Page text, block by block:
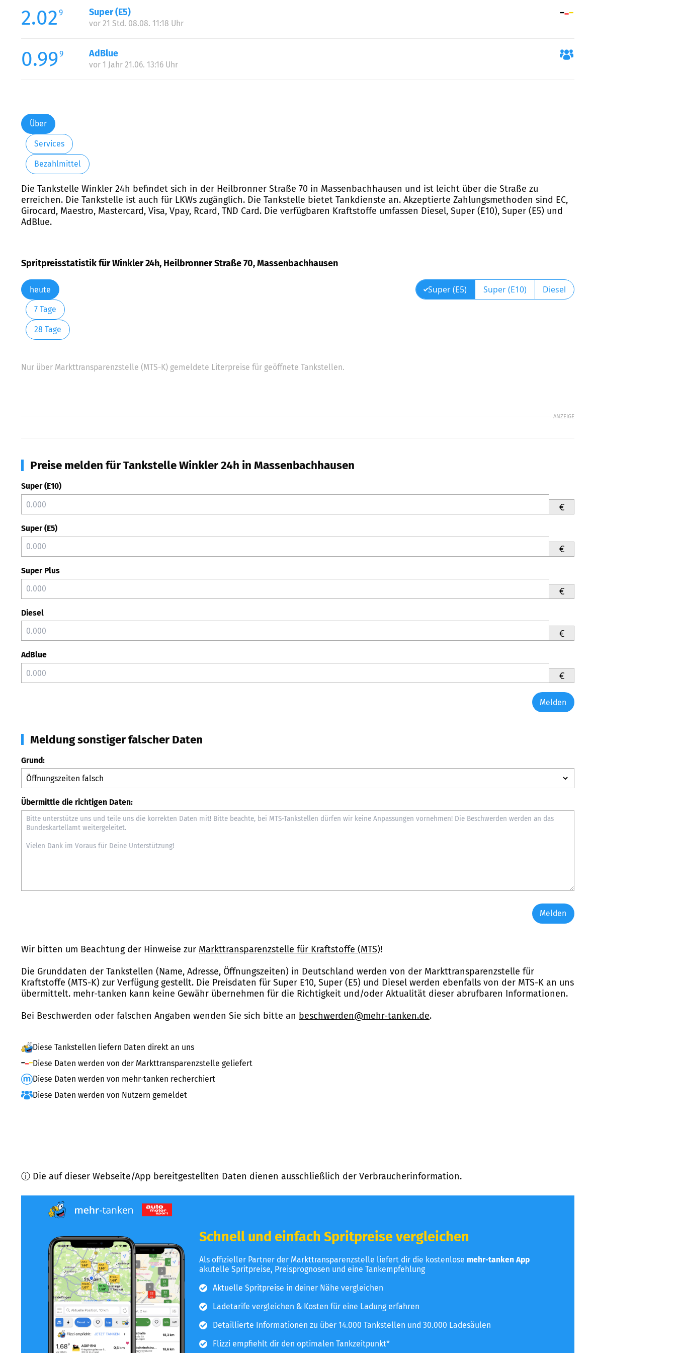
2.02 9 Super (E5)
vor 21 Std. 08.08. 11:18 Uhr
0.999 AdBlue
vor 1 Jahr 21.06. 13:16 Uhr
Über
Services
Bezahlmittel
Die Tankstelle Winkler 24h befindet sich in der Heilbronner Straße 70 in Massenbachhausen und ist leicht über die Straße zu
erreichen. Die Tankstelle ist auch für LKWs zugänglich. Die Tankstelle bietet Tankdienste an. Akzeptierte Zahlungsmethoden sind EC,
Girocard, Maestro, Mastercard, Visa, Vpay, Rcard, TND Card. Die verfügbaren Kraftstoffe umfassen Diesel, Super (E10), Super (E5) und
AdBlue.
Spritpreisstatistik für Winkler 24h, Heilbronner Straße 70, Massenbachhausen
heute
7 Tage
28 Tage
Super (E5) Super (E10) Diesel
Nur über Markttransparenzstelle (MTS-K) gemeldete Literpreise für geöffnete Tankstellen.
ANZEIGE
Preise melden für Tankstelle Winkler 24h in Massenbachhausen
Super (E10)
€
Super (E5)
€
Super Plus
€
Diesel
€
AdBlue
€
Melden
Meldung sonstiger falscher Daten
Grund:
Übermittle die richtigen Daten:
Melden
Wir bitten um Beachtung der Hinweise zur Markttransparenzstelle für Kraftstoffe (MTS)!
Die Grunddaten der Tankstellen (Name, Adresse, Öffnungszeiten) in Deutschland werden von der Markttransparenzstelle für
Kraftstoffe (MTS-K) zur Verfügung gestellt. Die Preisdaten für Super E10, Super (E5) und Diesel werden ebenfalls von der MTS-K an uns
übermittelt. mehr-tanken kann keine Gewähr übernehmen für die Richtigkeit und/oder Aktualität dieser abrufbaren Informationen.
Bei Beschwerden oder falschen Angaben wenden Sie sich bitte an beschwerden@mehr-tanken.de.
Diese Tankstellen liefern Daten direkt an uns
Diese Daten werden von der Markttransparenzstelle geliefert
Diese Daten werden von mehr-tanken recherchiert
Diese Daten werden von Nutzern gemeldet
ⓘ Die auf dieser Webseite/App bereitgestellten Daten dienen ausschließlich der Verbraucherinformation.
Schnell und einfach Spritpreise vergleichen
Als offizieller Partner der Markttransparenzstelle liefert dir die kostenlose mehr-tanken App
akutelle Spritpreise, Preisprognosen und eine Tankempfehlung
Aktuelle Spritpreise in deiner Nähe vergleichen
Ladetarife vergleichen & Kosten für eine Ladung erfahren
Detaillierte Informationen zu über 14.000 Tankstellen und 30.000 Ladesäulen
Flizzi empfiehlt dir den optimalen Tankzeitpunkt*